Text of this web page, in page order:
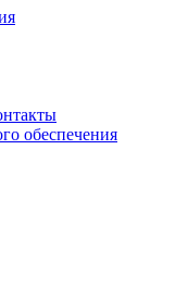
обеспечения